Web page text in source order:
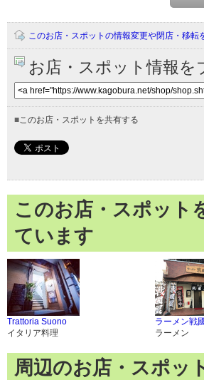
このお店・スポットの情報変更や閉店・移転
お店・スポット情報を
■このお店・スポットを共有する
このお店・スポット
ています
Trattoria Suono
イタリア料理
ラーメン戦
ラーメン
周辺のお店・スポッ